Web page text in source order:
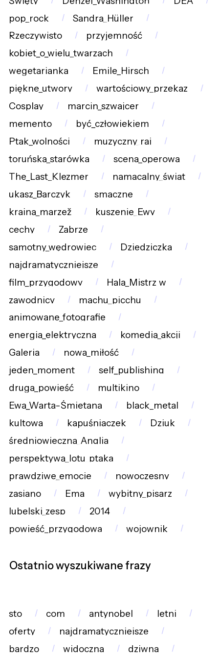
pop_rock
Sandra_Hüller
Rzeczywisto
przyjemność
kobiet_o_wielu_twarzach
wegetarianka
Emile_Hirsch
piękne_utwory
wartościowy_przekaz
Cosplay
marcin_szwajcer
memento
być_człowiekiem
Ptak_wolności
muzyczny_raj
toruńska_starówka
scena_operowa
The_Last_Klezmer
namacalny_świat
ukasz_Barczyk
smaczne
kraina_marzež
kuszenie_Ewy
cechy
Zabrze
samotny_wędrowiec
Dziedziczka
najdramatyczniejsze
film_przygodowy
Hala_Mistrz_w
zawodnicy
machu_picchu
animowane_fotografie
energia_elektryczna
komedia_akcji
Galeria
nowa_miłość
jeden_moment
self_publishing
druga_powieść
multikino
Ewa_Warta-Śmietana
black_metal
kultowa
kapuśniaczek
Dziuk
średniowieczna_Anglia
perspektywa_lotu_ptaka
prawdziwe_emocje
nowoczesny
zasiano
Ema
wybitny_pisarz
lubelski_zesp
2014
powieść_przygodowa
wojownik
Ostatnio wyszukiwane frazy
sto com antynobel
letni
oferty
najdramatyczniejsze
bardzo
widoczna
dziwna